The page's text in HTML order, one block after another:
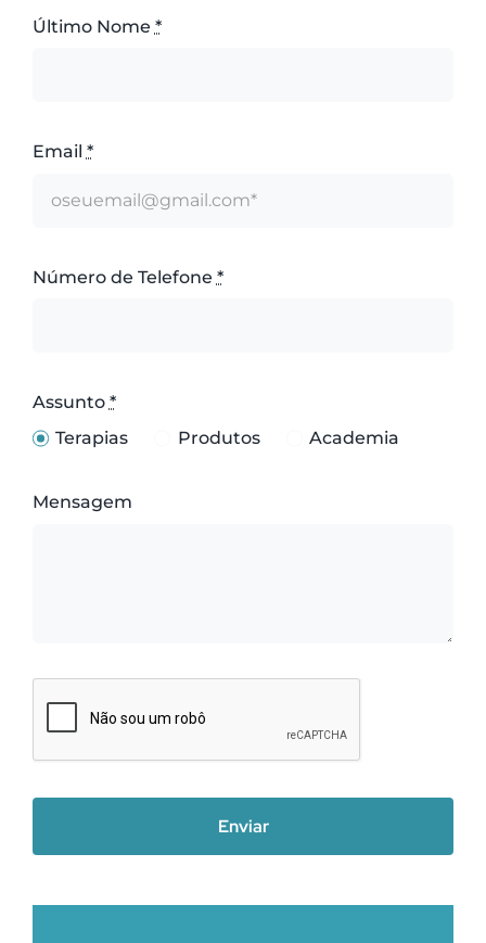
Último Nome *
Email *
Número de Telefone *
Assunto *
Terapias
Produtos Academia
Mensagem
Enviar